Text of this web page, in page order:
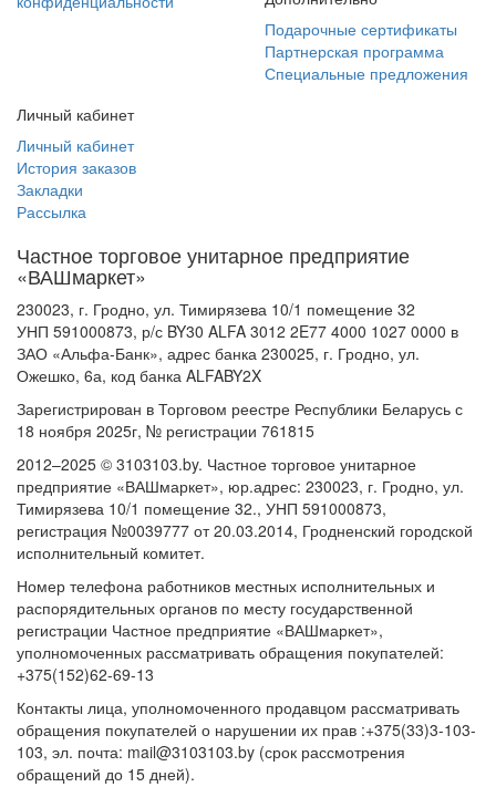
Подарочные сертификаты
Партнерская программа
Специальные предложения
Личный кабинет
Личный кабинет
История заказов
Закладки
Рассылка
Частное торговое унитарное предприятие
«ВАШмаркет»
230023, г. Гродно, ул. Тимирязева 10/1 помещение 32
УНП 591000873, р/с BY30 ALFA 3012 2E77 4000 1027 0000 в
ЗАО «Альфа-Банк», адрес банка 230025, г. Гродно, ул.
Ожешко, 6а, код банка ALFABY2X
Зарегистрирован в Торговом реестре Республики Беларусь с
18 ноября 2025г, № регистрации 761815
2012–2025 © 3103103.by. Частное торговое унитарное
предприятие «ВАШмаркет», юр.адрес: 230023, г. Гродно, ул.
Тимирязева 10/1 помещение 32., УНП 591000873,
регистрация №0039777 от 20.03.2014, Гродненский городской
исполнительный комитет.
Номер телефона работников местных исполнительных и
распорядительных органов по месту государственной
регистрации Частное предприятие «ВАШмаркет»,
уполномоченных рассматривать обращения покупателей:
+375(152)62-69-13
Контакты лица, уполномоченного продавцом рассматривать
обращения покупателей о нарушении их прав :+375(33)3-103-
103, эл. почта: mail@3103103.by (срок рассмотрения
обращений до 15 дней).